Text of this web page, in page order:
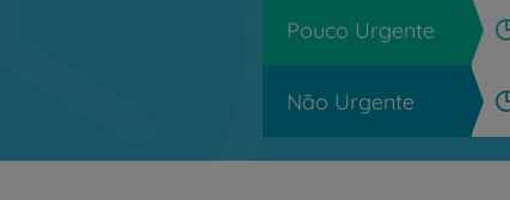
Pouco Urgente
Não Urgente